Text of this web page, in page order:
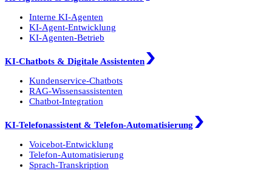
Interne KI-Agenten
KI-Agent-Entwicklung
KI-Agenten-Betrieb
KI-Chatbots & Digitale Assistenten
Kundenservice-Chatbots
RAG-Wissensassistenten
Chatbot-Integration
KI-Telefonassistent & Telefon-Automatisierung
Voicebot-Entwicklung
Telefon-Automatisierung
Sprach-Transkription